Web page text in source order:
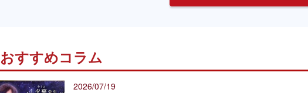
おすすめコラム
2026/07/19